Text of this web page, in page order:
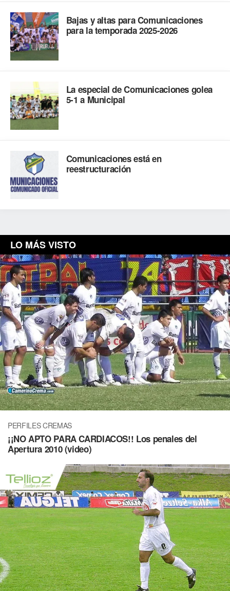
Bajas y altas para Comunicaciones
para la temporada 2025-2026
La especial de Comunicaciones golea
5-1 a Municipal
Comunicaciones está en
reestructuración
LO MÁS VISTO
PERFILES CREMAS
¡¡NO APTO PARA CARDIACOS!! Los penales del
Apertura 2010 (video)